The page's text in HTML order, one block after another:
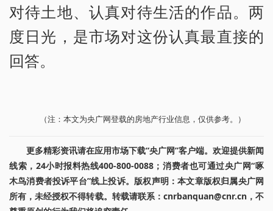
对待土地、认真对待生活的作品。两
度日光，是市场对这份认真最直接的
回答。
（注：本文为央广网登载的房地产行业信息，仅供参考。）
更多精彩资讯请在应用市场下载“央广网”客户端。欢迎提供新闻
线索，24小时报料热线400-800-0088；消费者也可通过央广网“啄
木鸟消费者投诉平台”线上投诉。版权声明：本文章版权归属央广网
所有，未经授权不得转载。转载请联系：cnrbanquan@cnr.cn，不